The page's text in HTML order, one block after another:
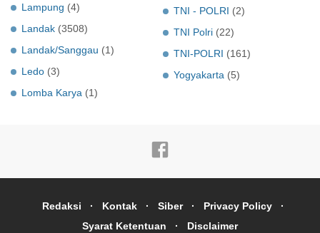
Lampung (4)
Landak (3508)
Landak/Sanggau (1)
Ledo (3)
Lomba Karya (1)
TNI - POLRI (2)
TNI Polri (22)
TNI-POLRI (161)
Yogyakarta (5)
Redaksi Kontak Siber
Privacy Policy
Syarat Ketentuan
Disclaimer